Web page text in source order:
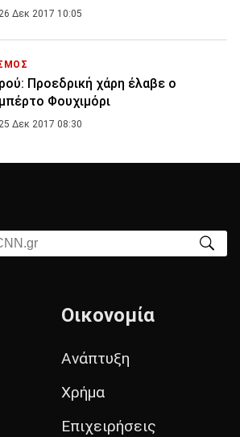
26 Δεκ 2017 10:05
Προεδρική χάρη έλαβε ο
Φουχιμόρι
25 Δεκ 2017 08:30
Οικονομία
Ανάπτυξη
Χρήμα
Επιχειρήσεις